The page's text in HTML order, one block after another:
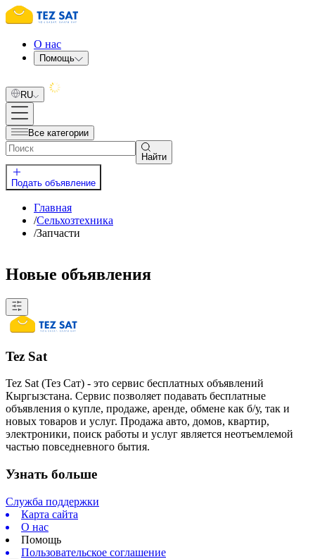
О нас
Помощь
RU
Все категории
Найти
Подать объявление
Главная
/Сельхозтехника
/Запчасти
Новые объявления
Tez Sat
Tez Sat (Тез Сат) - это сервис бесплатных объявлений
Кыргызстана. Сервис позволяет подавать бесплатные
объявления о купле, продаже, аренде, обмене как б/у, так и
новых товаров и услуг. Продажа авто, домов, квартир,
электроники, поиск работы и услуг является неотъемлемой
частью повседневного бытия.
Узнать больше
Служба поддержки
Карта сайта
О нас
Помощь
Пользовательское соглашение